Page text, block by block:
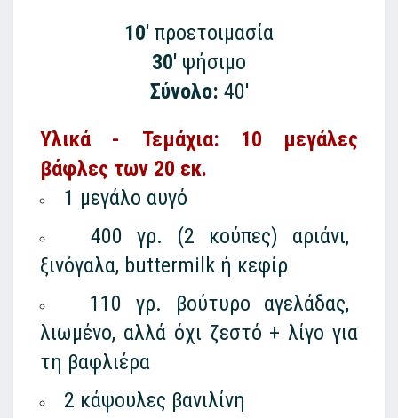
10' προετοιμασία
30' ψήσιμο
Σύνολο: 40'
Υλικά - Τεμάχια: 10 μεγάλες
βάφλες των 20 εκ.
1 μεγάλο αυγό
400 γρ. (2 κούπες) αριάνι,
ξινόγαλα, buttermilk ή κεφίρ
110 γρ. βούτυρο αγελάδας,
λιωμένο, αλλά όχι ζεστό + λίγο για
τη βαφλιέρα
2 κάψουλες βανιλίνη